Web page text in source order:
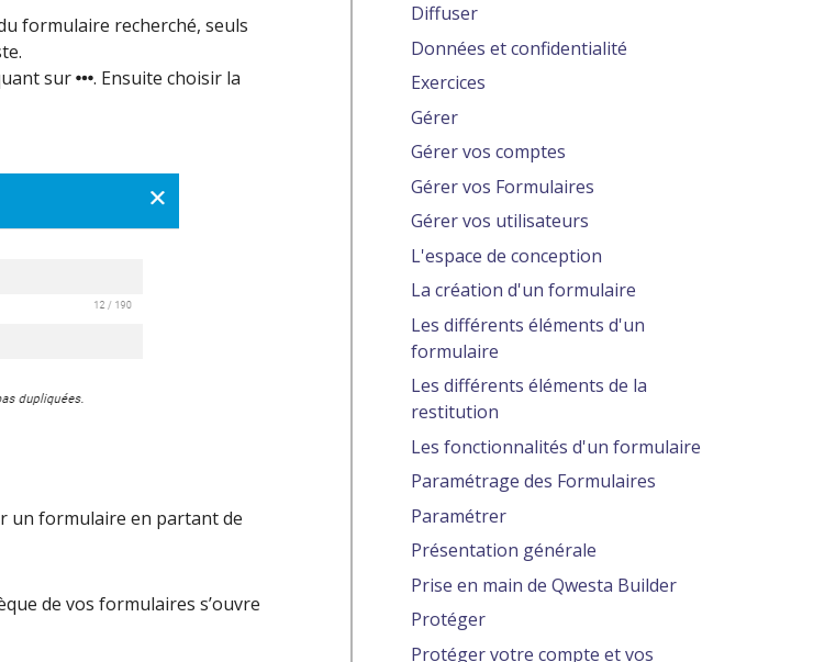
formulaire recherché, seuls
sur
. Ensuite choisir la
un formulaire en partant de
de vos formulaires s’ouvre
Diffuser
Données et confidentialité
Exercices
Gérer
Gérer vos comptes
Gérer vos Formulaires
Gérer vos utilisateurs
L'espace de conception
La création d'un formulaire
Les différents éléments d'un
formulaire
Les différents éléments de la
restitution
Les fonctionnalités d'un formulaire
Paramétrage des Formulaires
Paramétrer
Présentation générale
Prise en main de Qwesta Builder
Protéger
Protéger votre compte et vos